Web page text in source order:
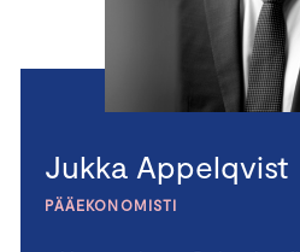
Jukka Appelqvist
PÄÄEKONOMISTI